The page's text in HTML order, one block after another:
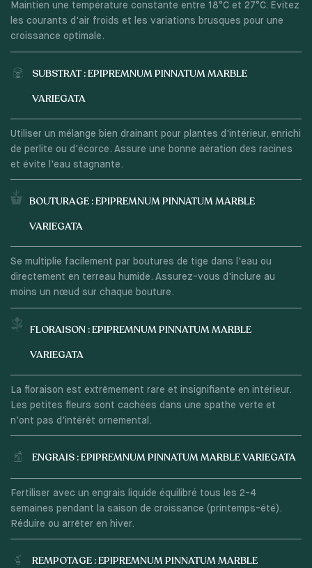
Maintien une température constante entre 18°C et 27°C. Évitez
les courants d'air froids et les variations brusques pour une
croissance optimale.
SUBSTRAT : EPIPREMNUM PINNATUM MARBLE
VARIEGATA
Utiliser un mélange bien drainant pour plantes d'intérieur, enrichi
de perlite ou d'écorce. Assure une bonne aération des racines
et évite l'eau stagnante.
BOUTURAGE : EPIPREMNUM PINNATUM MARBLE
VARIEGATA
Se multiplie facilement par boutures de tige dans l'eau ou
directement en terreau humide. Assurez-vous d'inclure au
moins un nœud sur chaque bouture.
FLORAISON : EPIPREMNUM PINNATUM MARBLE
VARIEGATA
La floraison est extrêmement rare et insignifiante en intérieur.
Les petites fleurs sont cachées dans une spathe verte et
n'ont pas d'intérêt ornemental.
ENGRAIS : EPIPREMNUM PINNATUM MARBLE VARIEGATA
Fertiliser avec un engrais liquide équilibré tous les 2-4
semaines pendant la saison de croissance (printemps-été).
Réduire ou arrêter en hiver.
REMPOTAGE : EPIPREMNUM PINNATUM MARBLE